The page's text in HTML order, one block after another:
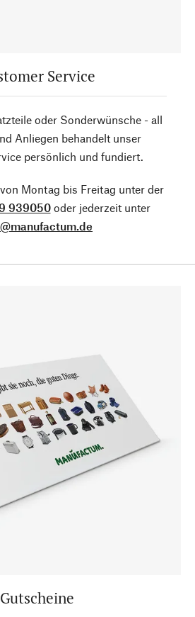
Service
oder Sonderwünsche - all
Anliegen behandelt unser
persönlich und fundiert.
Montag bis Freitag unter der
939050oder jederzeit unter
Gutscheine